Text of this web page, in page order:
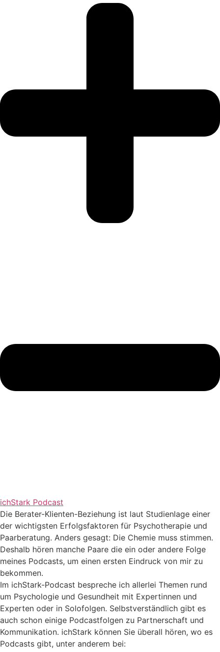
ichStark Podcast
Die Berater-Klienten-Beziehung ist laut Studienlage einer
der wichtigsten Erfolgsfaktoren für Psychotherapie und
Paarberatung. Anders gesagt: Die Chemie muss stimmen.
Deshalb hören manche Paare die ein oder andere Folge
meines Podcasts, um einen ersten Eindruck von mir zu
bekommen.
Im ichStark-Podcast bespreche ich allerlei Themen rund
um Psychologie und Gesundheit mit Expertinnen und
Experten oder in Solofolgen. Selbstverständlich gibt es
auch schon einige Podcastfolgen zu Partnerschaft und
Kommunikation. ichStark können Sie überall hören, wo es
Podcasts gibt, unter anderem bei: